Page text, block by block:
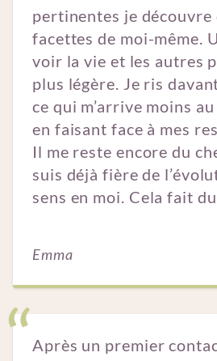
pertinentes je découvre
facettes de moi-même.
voir la vie et les autres
plus légère. Je ris
ce qui m’arrive moins
en faisant face à mes
Il me reste encore du
suis déjà fière de
sens en moi. Cela fait
Emma
Après un premier